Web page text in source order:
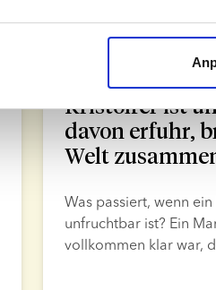
Kristoffer ist
davon erfuhr,
Welt
Was passiert, wenn
unfruchtbar ist? Ein
vollkommen klar war,